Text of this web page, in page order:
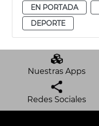
EN PORTADA
DEPORTE
Nuestras Apps
Redes Sociales